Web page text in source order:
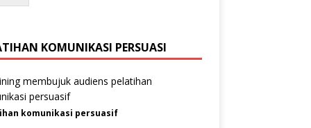
KOMUNIKASI PERSUASI
komunikasi persuasif